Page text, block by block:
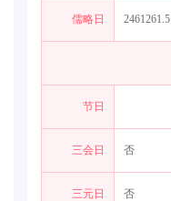
儒略日 2461261.5
节日
三会日 否
三元日 否